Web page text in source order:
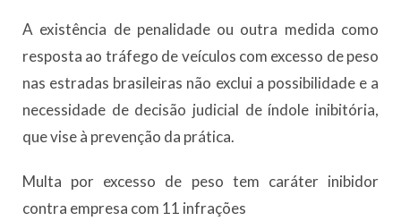
A existência de penalidade ou outra medida como
resposta ao tráfego de veículos com excesso de peso
nas estradas brasileiras não exclui a possibilidade e a
necessidade de decisão judicial de índole inibitória,
que vise à prevenção da prática.
Multa por excesso de peso tem caráter inibidor
contra empresa com 11 infrações